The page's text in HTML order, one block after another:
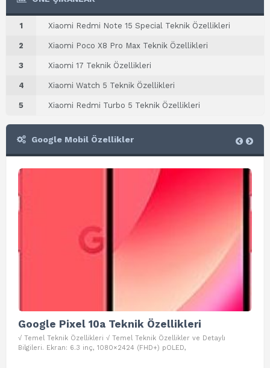
1 Xiaomi Redmi Note 15 Special Teknik Özellikleri
2 Xiaomi Poco X8 Pro Max Teknik Özellikleri
3 Xiaomi 17 Teknik Özellikleri
4 Xiaomi Watch 5 Teknik Özellikleri
5 Xiaomi Redmi Turbo 5 Teknik Özellikleri
Google Mobil Özellikler
Google Pixel 10a Teknik Özellikleri
√ Temel Teknik Özellikleri √ Temel Teknik Özellikler ve Detaylı
Bilgileri. Ekran: 6.3 inç, 1080×2424 (FHD+) pOLED,